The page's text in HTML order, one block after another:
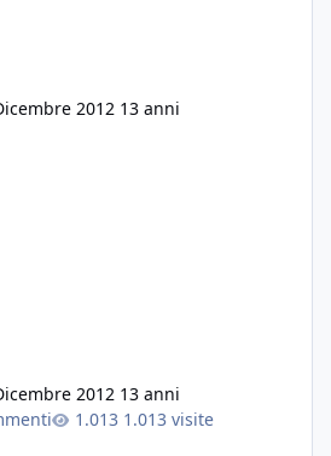
ad essere infestanti, le lumache
tutte le vallisneria e le
2012 13 anni
2012 13 anni
1.013 visite